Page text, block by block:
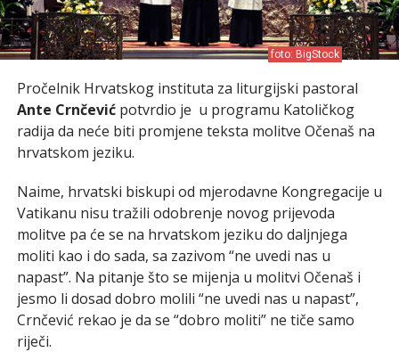
foto: BigStock
Pročelnik Hrvatskog instituta za liturgijski pastoral
Ante Crnčevićpotvrdio je u programu Katoličkog
radija da neće biti promjene teksta molitve Očenaš na
hrvatskom jeziku.
Naime, hrvatski biskupi od mjerodavne Kongregacije u
Vatikanu nisu tražili odobrenje novog prijevoda
molitve pa će se na hrvatskom jeziku do daljnjega
moliti kao i do sada, sa zazivom “ne uvedi nas u
napast”. Na pitanje što se mijenja u molitvi Očenaš i
jesmo li dosad dobro molili “ne uvedi nas u napast”,
Crnčević rekao je da se “dobro moliti” ne tiče samo
riječi.